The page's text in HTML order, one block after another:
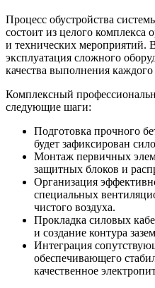
Процесс обустройства
состоит из целого комплекса
и технических мероприятий.
эксплуатация сложного
качества выполнения каждого
Комплексный
следующие шаги:
Подготовка прочного
будет зафиксирован
Монтаж первичных
защитных блоков и
Организация
специальных
чистого воздуха.
Прокладка силовых
и создание контура
Интеграция
обеспечивающего
качественное